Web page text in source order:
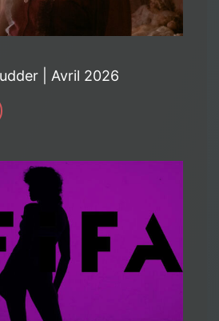
| Avril 2026